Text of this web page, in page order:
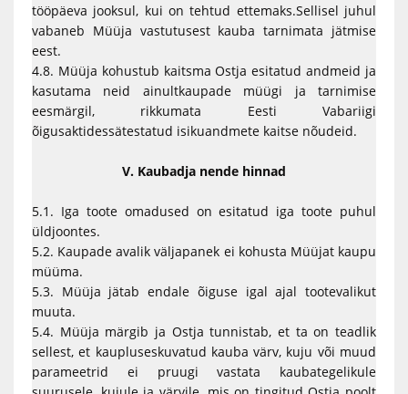
tööpäeva jooksul, kui on tehtud ettemaks.Sellisel juhul
vabaneb Müüja vastutusest kauba tarnimata jätmise
eest.
4.8. Müüja kohustub kaitsma Ostja esitatud andmeid ja
kasutama neid ainultkaupade müügi ja tarnimise
eesmärgil, rikkumata Eesti Vabariigi
õigusaktidessätestatud isikuandmete kaitse nõudeid.
V. Kaubadja nende hinnad
5.1. Iga toote omadused on esitatud iga toote puhul
üldjoontes.
5.2. Kaupade avalik väljapanek ei kohusta Müüjat kaupu
müüma.
5.3. Müüja jätab endale õiguse igal ajal tootevalikut
muuta.
5.4. Müüja märgib ja Ostja tunnistab, et ta on teadlik
sellest, et kaupluseskuvatud kauba värv, kuju või muud
parameetrid ei pruugi vastata kaubategelikule